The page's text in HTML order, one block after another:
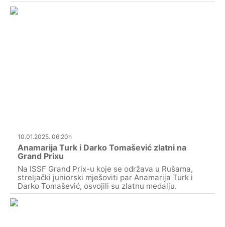
10.01.2025. 06:20h
Anamarija Turk i Darko Tomašević zlatni na
Grand Prixu
Na ISSF Grand Prix-u koje se održava u Rušama,
streljački juniorski mješoviti par Anamarija Turk i
Darko Tomašević, osvojili su zlatnu medalju.